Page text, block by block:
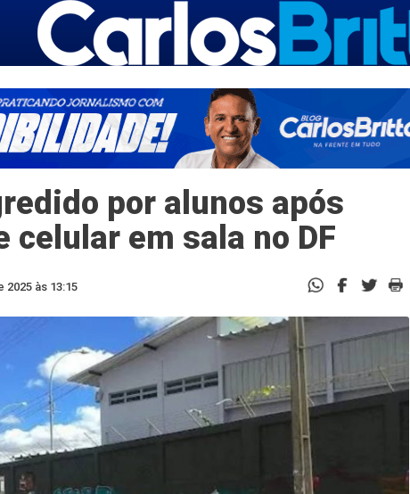
por alunos após
celular em sala no DF
2025 às 13:15